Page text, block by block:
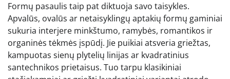
Formų pasaulis taip pat diktuoja savo taisykles.
Apvalūs, ovalūs ar netaisyklingų aptakių formų gaminiai
sukuria interjere minkštumo, ramybės, romantikos ir
organinės tėkmės įspūdį. Jie puikiai atsveria griežtas,
kampuotas sienų plytelių linijas ar kvadratinius
santechnikos prietaisus. Tuo tarpu klasikiniai